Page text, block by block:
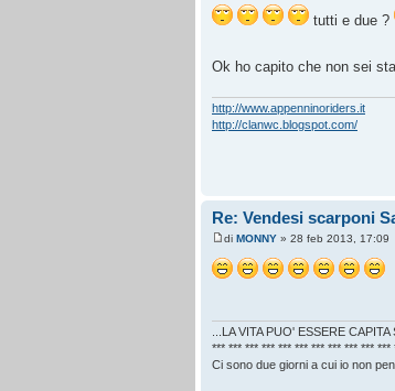
tutti e due ?
Ok ho capito che non sei
http://www.appenninoriders.it
http://clanwc.blogspot.com/
Re: Vendesi scarponi
di MONNY » 28 feb 2013, 17:09
...LA VITA PUO' ESSERE
*** *** *** *** *** *** *** *** *** *** ***
Ci sono due giorni a cui io non